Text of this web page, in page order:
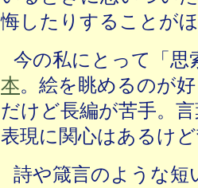
悔したりすることが
今の私にとって「思
本。絵を眺めるのが
だけど長編が苦手。
表現に関心はあるけ
詩や箴言のような短